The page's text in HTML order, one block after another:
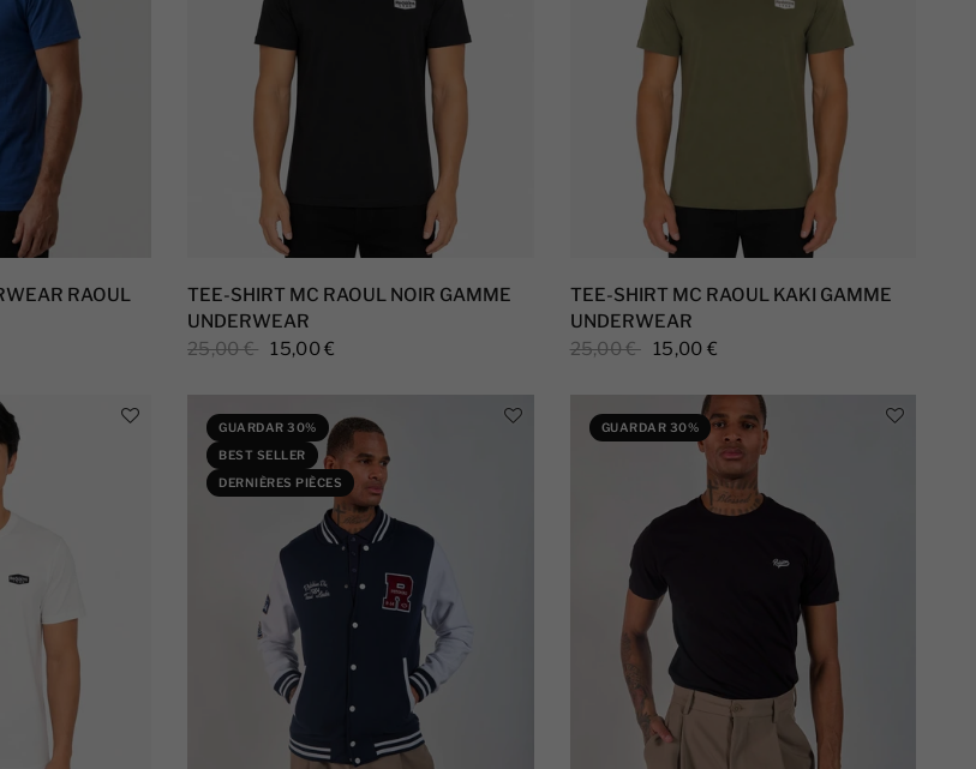
RAOUL
TEE-SHIRT MC RAOUL NOIR GAMME
UNDERWEAR
25,00 €
15,00 €
TEE-SHIRT MC RAOUL KAKI GAMME
UNDERWEAR
25,00 €
15,00 €
GUARDAR 30%
BEST SELLER
DERNIÈRES PIÈCES
GUARDAR 30%